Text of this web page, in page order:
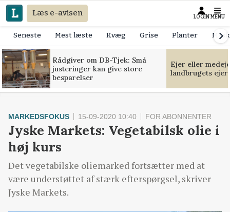
Læs e-avisen LOGIN MENU
Seneste Mest læste Kvæg Grise Planter
Rådgiver om DB-Tjek: Små
justeringer kan give store
besparelser
Ejer eller
landbrugets
MARKEDSFOKUS 15-09-2020 10:40 FOR ABONNENTER
Jyske Markets: Vegetabilsk olie i
høj kurs
Det vegetabilske oliemarked fortsætter med at
være understøttet af stærk efterspørgsel, skriver
Jyske Markets.